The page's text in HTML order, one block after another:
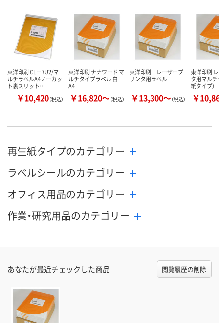
カゴへ カゴへ カ
東洋印刷 CLー7U2/マ
ルチラベルA4ノーカッ
ト裏スリット…
￥10,420（税込）
東洋印刷 ナナワード マ
ルチタイプラベル 白
A4
￥16,820～（税込）
東洋印刷 レーザープ
リンタ用ラベル
￥13,300～（税込）
東洋印刷
タ用マルチ
紙タイプ）
￥
再生紙タイプのカテゴリー
ラベルシールのカテゴリー
オフィス用品のカテゴリー
作業・研究用品のカテゴリー
あなたが最近チェックした商品 閲覧履歴の削除